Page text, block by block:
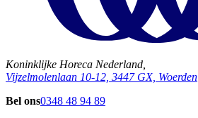
Koninklijke Horeca Nederland,
Vijzelmolenlaan 10-12, 3447 GX, Woerden
Bel ons0348 48 94 89